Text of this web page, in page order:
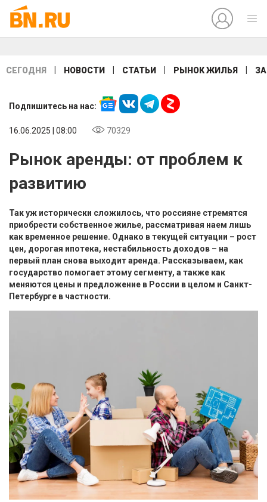
СЕГОДНЯ НОВОСТИ СТАТЬИ РЫНОК ЖИЛЬЯ
Подпишитесь на нас:
16.06.2025 | 08:00 70329
Рынок аренды: от проблем к
развитию
Так уж исторически сложилось, что россияне стремятся
приобрести собственное жилье, рассматривая наем лишь
как временное решение. Однако в текущей ситуации – рост
цен, дорогая ипотека, нестабильность доходов – на
первый план снова выходит аренда. Рассказываем, как
государство помогает этому сегменту, а также как
меняются цены и предложение в России в целом и Санкт-
Петербурге в частности.